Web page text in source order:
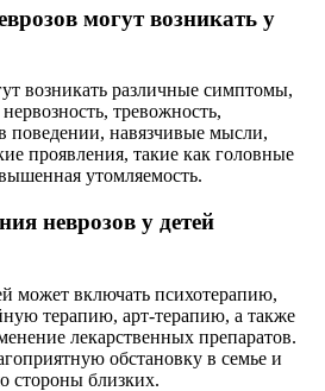
могут возникать у
возникать различные симптомы,
тревожность,
поведении, навязчивые мысли,
проявления, такие как головные
утомляемость.
неврозов у детей
может включать психотерапию,
терапию, арт-терапию, а также
лекарственных препаратов.
обстановку в семье и
стороны близких.